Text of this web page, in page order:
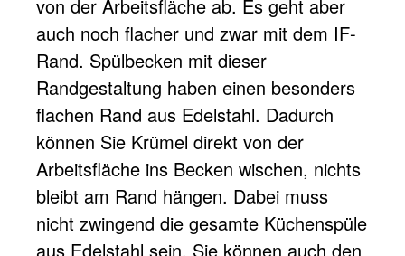
von der Arbeitsfläche ab. Es geht aber
auch noch flacher und zwar mit dem IF-
Rand. Spülbecken mit dieser
Randgestaltung haben einen besonders
flachen Rand aus Edelstahl. Dadurch
können Sie Krümel direkt von der
Arbeitsfläche ins Becken wischen, nichts
bleibt am Rand hängen. Dabei muss
nicht zwingend die gesamte Küchenspüle
aus Edelstahl sein. Sie können auch den